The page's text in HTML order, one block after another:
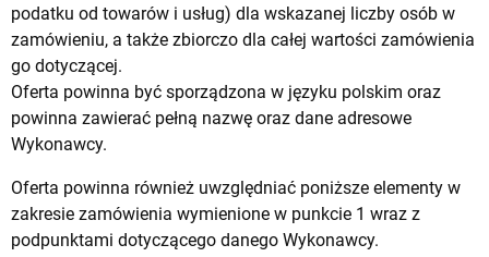
podatku od towarów i usług) dla wskazanej liczby osób w
zamówieniu, a także zbiorczo dla całej wartości zamówienia
go dotyczącej.
Oferta powinna być sporządzona w języku polskim oraz
powinna zawierać pełną nazwę oraz dane adresowe
Wykonawcy.
Oferta powinna również uwzględniać poniższe elementy w
zakresie zamówienia wymienione w punkcie 1 wraz z
podpunktami dotyczącego danego Wykonawcy.